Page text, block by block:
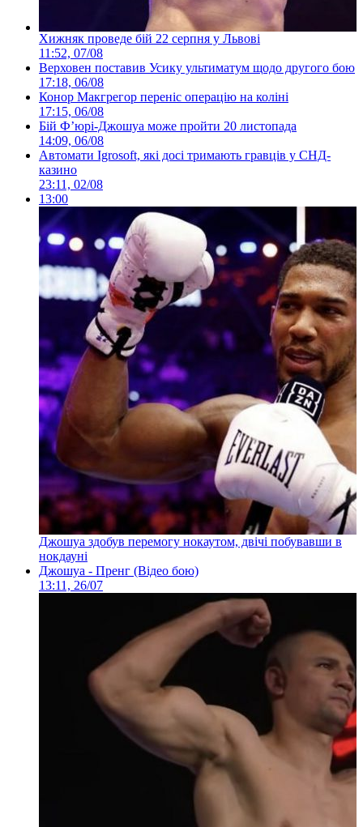
Хижняк проведе бій 22 серпня у Львові
11:52, 07/08
Верховен поставив Усику ультиматум щодо другого бою
17:18, 06/08
Конор Макгрегор переніс операцію на коліні
17:15, 06/08
Бій Ф’юрі-Джошуа може пройти 20 листопада
14:09, 06/08
Автомати Igrosoft, які досі тримають гравців у СНД-
казино
23:11, 02/08
13:00
Джошуа здобув перемогу нокаутом, двічі побувавши в
нокдауні
Джошуа - Пренг (Відео бою)
13:11, 26/07